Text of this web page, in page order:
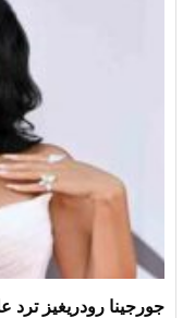
جورجينا رودريغيز ترد